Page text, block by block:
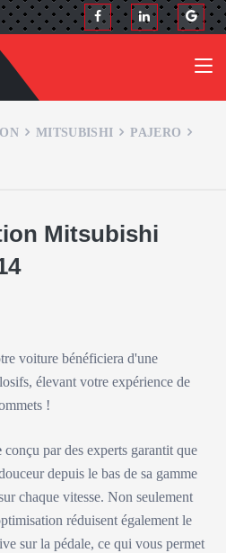
MITSUBISHI
PAJERO
Mitsubishi
voiture bénéficiera d'une
élevant votre expérience de
!
conçu par des experts garantit que
depuis le bas de sa gamme
chaque vitesse. Non seulement
réduisent également le
sur la pédale, ce qui vous permet